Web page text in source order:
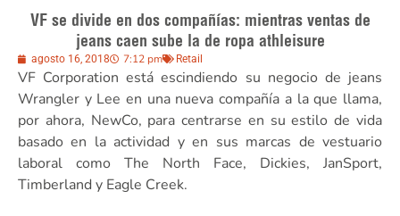
VF se divide en dos compañías: mientras ventas de
jeans caen sube la de ropa athleisure
agosto 16, 2018 7:12 pm Retail
VF Corporation está escindiendo su negocio de jeans
Wrangler y Lee en una nueva compañía a la que llama,
por ahora, NewCo, para centrarse en su estilo de vida
basado en la actividad y en sus marcas de vestuario
laboral como The North Face, Dickies, JanSport,
Timberland y Eagle Creek.